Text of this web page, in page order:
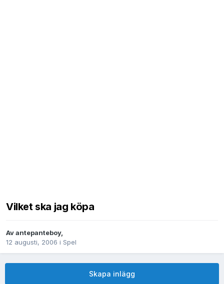
Vilket ska jag köpa
Avantepanteboy,
12 augusti, 2006 i Spel
Skapa inlägg